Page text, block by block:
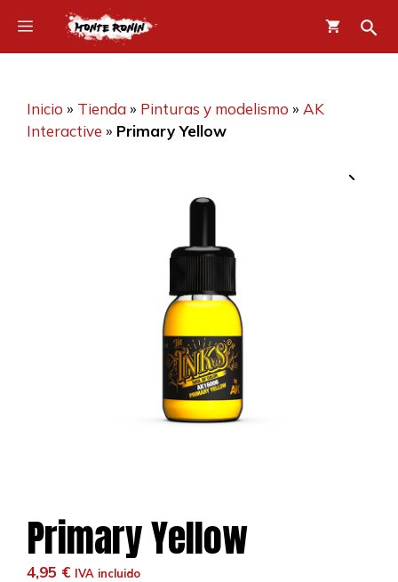
contenido
Menú
Inicio » Tienda» Pinturas y modelismo » AK
Interactive » Primary Yellow
Primary Yellow
4,95 € IVA incluido